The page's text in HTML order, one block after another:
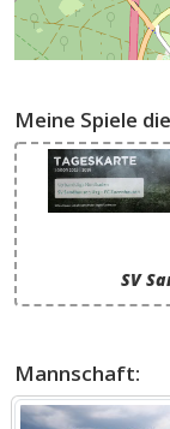
Meine Spiele
SV
Mannschaft: